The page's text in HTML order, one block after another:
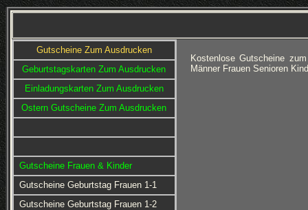
Gutscheine Zum Ausdrucken
Geburtstagskarten Zum Ausdrucken
Einladungskarten Zum Ausdrucken
Ostern Gutscheine Zum Ausdrucken
Gutscheine Frauen & Kinder
Gutscheine Geburtstag Frauen 1-1
Gutscheine Geburtstag Frauen 1-2
Kostenlose Gutscheine
Männer Frauen Senioren